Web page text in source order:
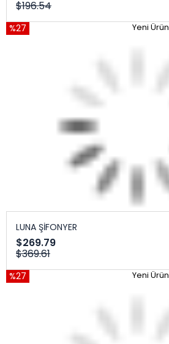
$196.54
%27 Yeni Ürün
LUNA ŞİFONYER
$269.79
$369.61
%27 Yeni Ürün